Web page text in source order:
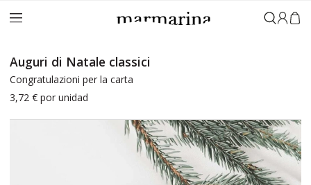
Accedi
Auguri di Natale classici
Congratulazioni per la carta
3,72 € por unidad